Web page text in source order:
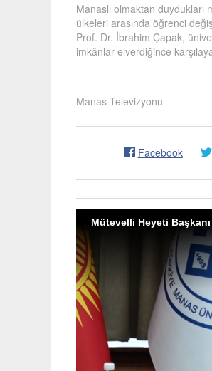
Manaslı olmaktan duydukları
ülkeleri arasında öğrenci
Prof. Dr. İbrahim Çapak,
imkânlar elverdiğince
Manas Televizyonu
Facebook
Mütevelli Heyeti